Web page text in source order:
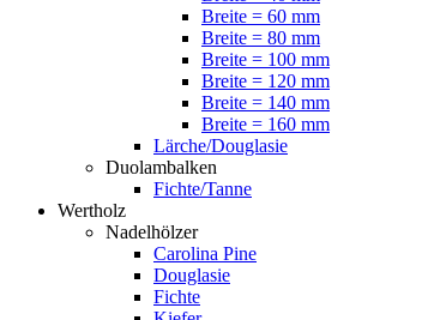
Breite = 60 mm
Breite = 80 mm
Breite = 100 mm
Breite = 120 mm
Breite = 140 mm
Breite = 160 mm
Lärche/Douglasie
Duolambalken
Fichte/Tanne
Wertholz
Nadelhölzer
Carolina Pine
Douglasie
Fichte